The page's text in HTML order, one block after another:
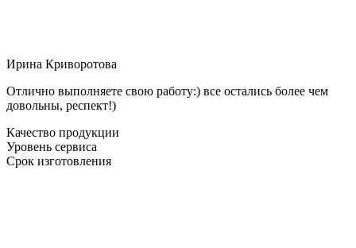
Ирина Криворотова
Отлично выполняете свою работу:) все остались более чем
довольны, респект!)
Качество продукции
Уровень сервиса
Срок изготовления